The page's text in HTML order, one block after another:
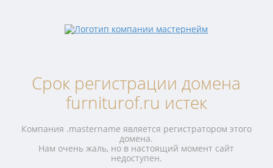
Срок регистрации домена
furniturof.ru истек
Компания .mastername является регистратором этого
домена.
Нам очень жаль, но в настоящий момент сайт
недоступен.